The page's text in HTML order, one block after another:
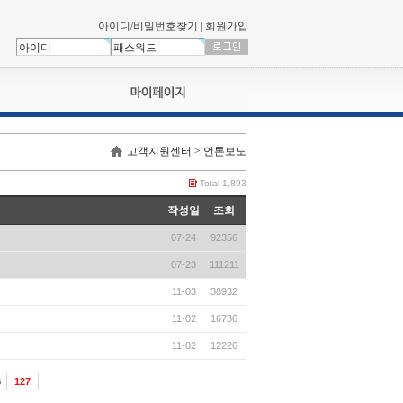
아이디/비밀번호찾기 회원가입
나의신청내역
교육영상강의실
회원정보
나의 신청비
나의활동내역
나의 연회비
고객지원센터 > 언론보도
Total 1,893
작성일 조회
07-24 92356
07-23 111211
11-03 38932
11-02 16736
11-02 12226
127